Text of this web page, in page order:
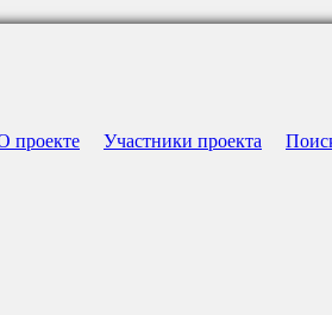
проекте Участники проекта